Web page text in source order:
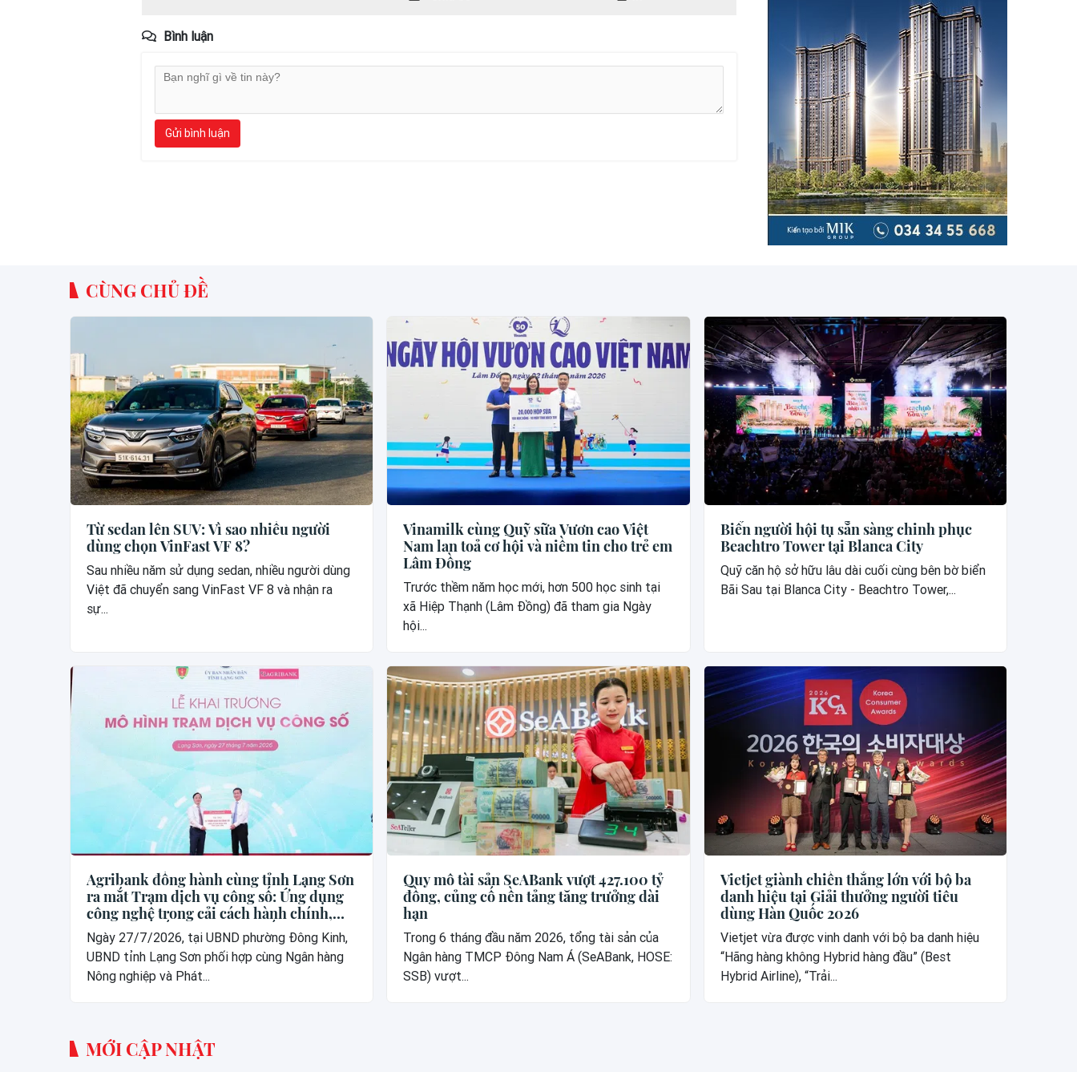
Bình luận
Gửi bình luận
CÙNG CHỦ ĐỀ
Từ sedan lên SUV: Vì sao nhiều người
dùng chọn VinFast VF 8?
Sau nhiều năm sử dụng sedan, nhiều người dùng
Việt đã chuyển sang VinFast VF 8 và nhận ra
sự...
Vinamilk cùng Quỹ sữa Vươn cao Việt
Nam lan toả cơ hội và niềm tin cho trẻ em
Lâm Đồng
Trước thềm năm học mới, hơn 500 học sinh tại
xã Hiệp Thạnh (Lâm Đồng) đã tham gia Ngày
hội...
Biển người hội tụ sẵn sàng chinh phục
Beachtro Tower tại Blanca City
Quỹ căn hộ sở hữu lâu dài cuối cùng bên bờ biển
Bãi Sau tại Blanca City - Beachtro Tower,...
Agribank đồng hành cùng tỉnh Lạng Sơn
ra mắt Trạm dịch vụ công số: Ứng dụng
công nghệ trong cải cách hành chính,
xây dựng thế hệ “công dân số”
Ngày 27/7/2026, tại UBND phường Đông Kinh,
UBND tỉnh Lạng Sơn phối hợp cùng Ngân hàng
Nông nghiệp và Phát...
Quy mô tài sản SeABank vượt 427.100 tỷ
đồng, củng cố nền tảng tăng trưởng dài
hạn
Trong 6 tháng đầu năm 2026, tổng tài sản của
Ngân hàng TMCP Đông Nam Á (SeABank, HOSE:
SSB) vượt...
Vietjet giành chiến thắng lớn với bộ ba
danh hiệu tại Giải thưởng người tiêu
dùng Hàn Quốc 2026
Vietjet vừa được vinh danh với bộ ba danh hiệu
“Hãng hàng không Hybrid hàng đầu” (Best
Hybrid Airline), “Trải...
MỚI CẬP NHẬT